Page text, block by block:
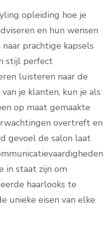
opleiding hoe je
en hun wensen
prachtige kapsels
stijl perfect
luisteren naar de
je klanten, kun je als
op maat gemaakte
overtreft en
gevoel de salon laat
in staat zijn om
haarlooks te
unieke eisen van elke